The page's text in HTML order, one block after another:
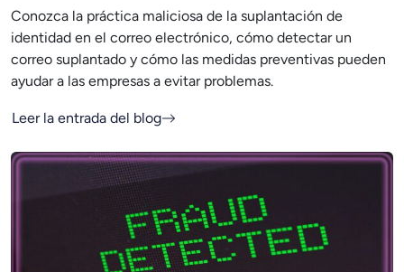
Conozca la práctica maliciosa de la suplantación de
identidad en el correo electrónico, cómo detectar un
correo suplantado y cómo las medidas preventivas pueden
ayudar a las empresas a evitar problemas.
Leer la entrada del blog